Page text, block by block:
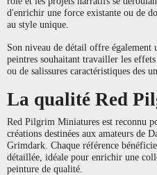
d'enrichir une force existante ou de
au style unique.
Son niveau de détail offre également
peintres souhaitant travailler les
ou de salissures caractéristiques des
La qualité Red
Red Pilgrim Miniatures est reconnu
créations destinées aux amateurs de
Grimdark. Chaque référence
détaillée, idéale pour enrichir une
peinture de qualité.